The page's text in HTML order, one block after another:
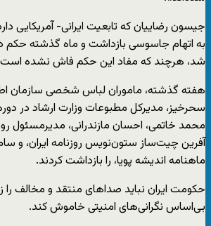
به اتهام جاسوسی بازداشت و ماه گذشته حکم
شد، هرچند که مفاد این حکم فاش نشده
هفته گذشته، ماموران لباس شخصی سازمان
سحرخیز، مدیرکل مطبوعات وزارت ارشاد در
محمد خاتمی، احسان مازندرانی، مدیرمسئول
آفرین چیت‌ساز ستون‌نویس روزنامه ایران، و
ماهنامه اندیشه پویا، را بازداشت کردند.
حکومت ایران نباید صداهای منتقد و مخالف را
بی‌اساس نگرانی‌های امنیتی خاموش کند.